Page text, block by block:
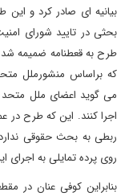
بیانیه ای صادر کرد و این
طرح به قعطنامه ضمیمه شد
که براساس منشورملل
می گوید اعضای ملل متحد
اجرا کنند. این که طرح
ربطی به بحث حقوقی
روی پرده تمایلی به اجرای
بنابراین کوفی عنان در